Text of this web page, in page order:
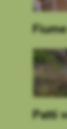
Patti